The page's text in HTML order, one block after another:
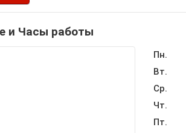
и Часы работы
Пн.
Вт.
Ср.
Чт.
Пт.